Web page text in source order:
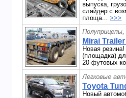
выпуска,
слайдер с
площа... >>>
Mirai
Новая
(площадка)
20-футовых
Легковые
Toyota
Новый